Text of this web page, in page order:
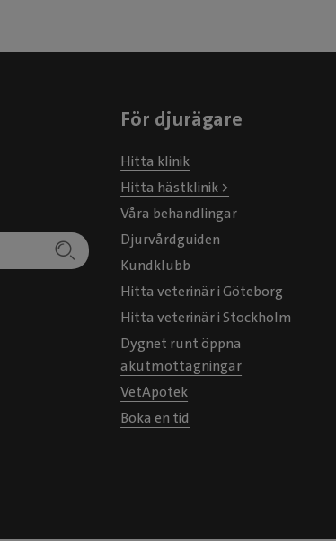
För djurägare
Hitta klinik
Hitta hästklinik >
Våra behandlingar
Djurvårdguiden
Kundklubb
Hitta veterinär i Göteborg
Hitta veterinär i Stockholm
Dygnet runt öppna
akutmottagningar
VetApotek
Boka en tid